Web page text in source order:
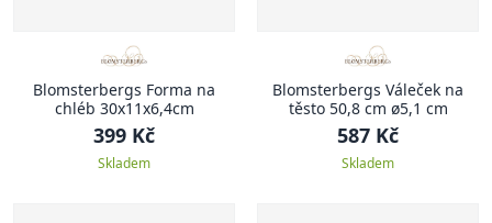
Blomsterbergs Forma na
chléb 30x11x6,4cm
399 Kč
Skladem
Blomsterbergs Váleček na
těsto 50,8 cm ø5,1 cm
587 Kč
Skladem